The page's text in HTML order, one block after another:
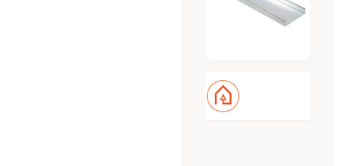
340S